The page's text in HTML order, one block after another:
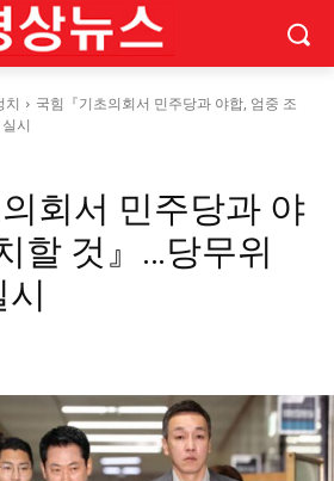
치
국힘『기초의회서 민주당과 야합, 엄중 조
시
회서 민주당과 야
할 것』…당무위